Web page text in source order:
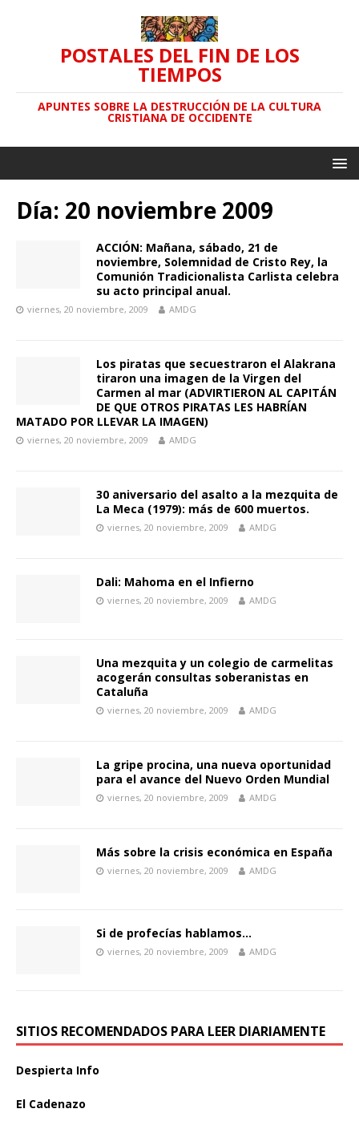
POSTALES DEL FIN DE LOS
TIEMPOS
APUNTES SOBRE LA DESTRUCCIÓN DE LA CULTURA
CRISTIANA DE OCCIDENTE
Día: 20 noviembre 2009
ACCIÓN: Mañana, sábado, 21 de
noviembre, Solemnidad de Cristo Rey, la
Comunión Tradicionalista Carlista celebra
su acto principal anual.
viernes, 20 noviembre, 2009 AMDG
Los piratas que secuestraron el Alakrana
tiraron una imagen de la Virgen del
Carmen al mar (ADVIRTIERON AL CAPITÁN
DE QUE OTROS PIRATAS LES HABRÍAN
MATADO POR LLEVAR LA IMAGEN)
viernes, 20 noviembre, 2009 AMDG
30 aniversario del asalto a la mezquita de
La Meca (1979): más de 600 muertos.
viernes, 20 noviembre, 2009 AMDG
Dali: Mahoma en el Infierno
viernes, 20 noviembre, 2009 AMDG
Una mezquita y un colegio de carmelitas
acogerán consultas soberanistas en
Cataluña
viernes, 20 noviembre, 2009 AMDG
La gripe procina, una nueva oportunidad
para el avance del Nuevo Orden Mundial
viernes, 20 noviembre, 2009 AMDG
Más sobre la crisis económica en España
viernes, 20 noviembre, 2009 AMDG
Si de profecías hablamos…
viernes, 20 noviembre, 2009 AMDG
SITIOS RECOMENDADOS PARA LEER DIARIAMENTE
Despierta Info
El Cadenazo